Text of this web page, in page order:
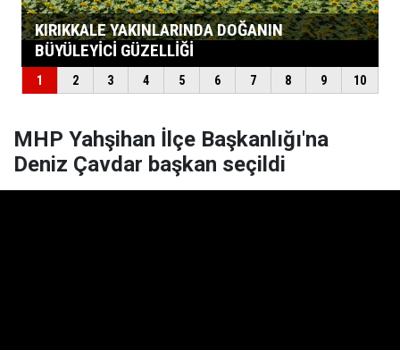
MHP Yahşihan İlçe Başkanlığı'na
Deniz Çavdar başkan seçildi